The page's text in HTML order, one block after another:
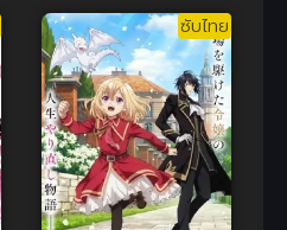
พลิกโลก ภาค
1
ซับไทย